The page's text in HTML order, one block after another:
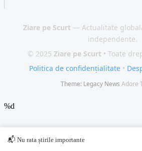
Ziare pe Scurt — Actualitate
independente.
© 2025 Ziare pe Scurt • Toate
Politica de confidențialitate •
Theme: Legacy News Adore
📬 Nu rata știrile importante
%d